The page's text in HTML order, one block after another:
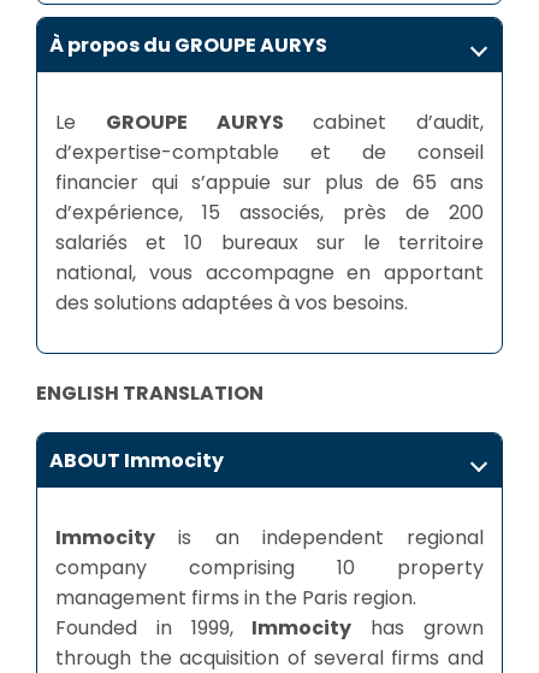
À propos du GROUPE AURYS
Le GROUPE AURYS cabinet d’audit,
d’expertise-comptable et de conseil
financier qui s’appuie sur plus de 65 ans
d’expérience, 15 associés, près de 200
salariés et 10 bureaux sur le territoire
national, vous accompagne en apportant
des solutions adaptées à vos besoins.
ENGLISH TRANSLATION
ABOUT Immocity
Immocity is an independent regional
company comprising 10 property
management firms in the Paris region.
Founded in 1999, Immocity has grown
through the acquisition of several firms and